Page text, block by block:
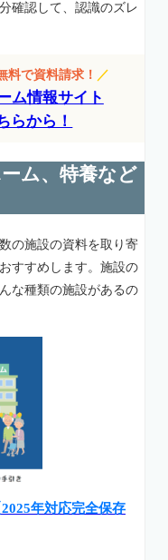
確認して、認識のズレ
料で資料請求！ ／
ム情報サイト
らから！
ム、特養など
の施設の資料を取り寄
すすめします。施設の
な種類の施設があるの
年対応完全保存